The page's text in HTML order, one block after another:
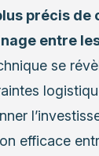
précis de
entre
se
efficace